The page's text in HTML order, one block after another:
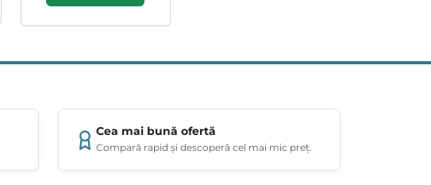
Cea mai bună ofertă
Compară rapid și descoperă cel mai mic preț.